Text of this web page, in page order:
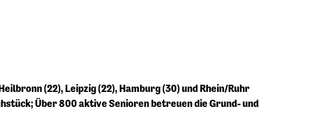
(22), Leipzig (22), Hamburg (30) und Rhein/Ruhr
Über 800 aktive Senioren betreuen die Grund- und